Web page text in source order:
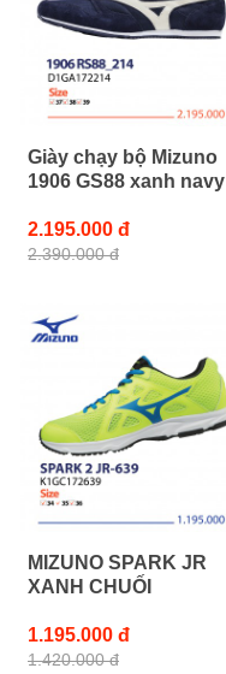
Giày chạy bộ Mizuno
1906 GS88 xanh navy
2.195.000 đ
2.390.000 đ
MIZUNO SPARK JR
XANH CHUỐI
1.195.000 đ
1.420.000 đ